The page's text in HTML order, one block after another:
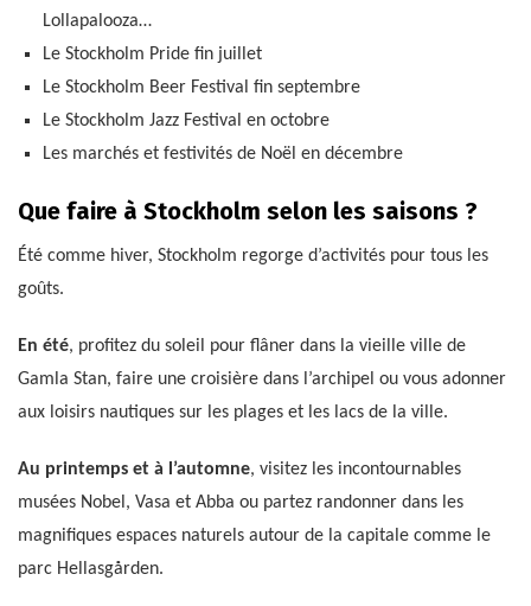
Lollapalooza…
Le Stockholm Pride fin juillet
Le Stockholm Beer Festival fin septembre
Le Stockholm Jazz Festival en octobre
Les marchés et festivités de Noël en décembre
Que faire à Stockholm selon les saisons ?
Été comme hiver, Stockholm regorge d’activités pour tous les
goûts.
En été, profitez du soleil pour flâner dans la vieille ville de
Gamla Stan, faire une croisière dans l’archipel ou vous adonner
aux loisirs nautiques sur les plages et les lacs de la ville.
Au printemps et à l’automne, visitez les incontournables
musées Nobel, Vasa et Abba ou partez randonner dans les
magnifiques espaces naturels autour de la capitale comme le
parc Hellasgården.